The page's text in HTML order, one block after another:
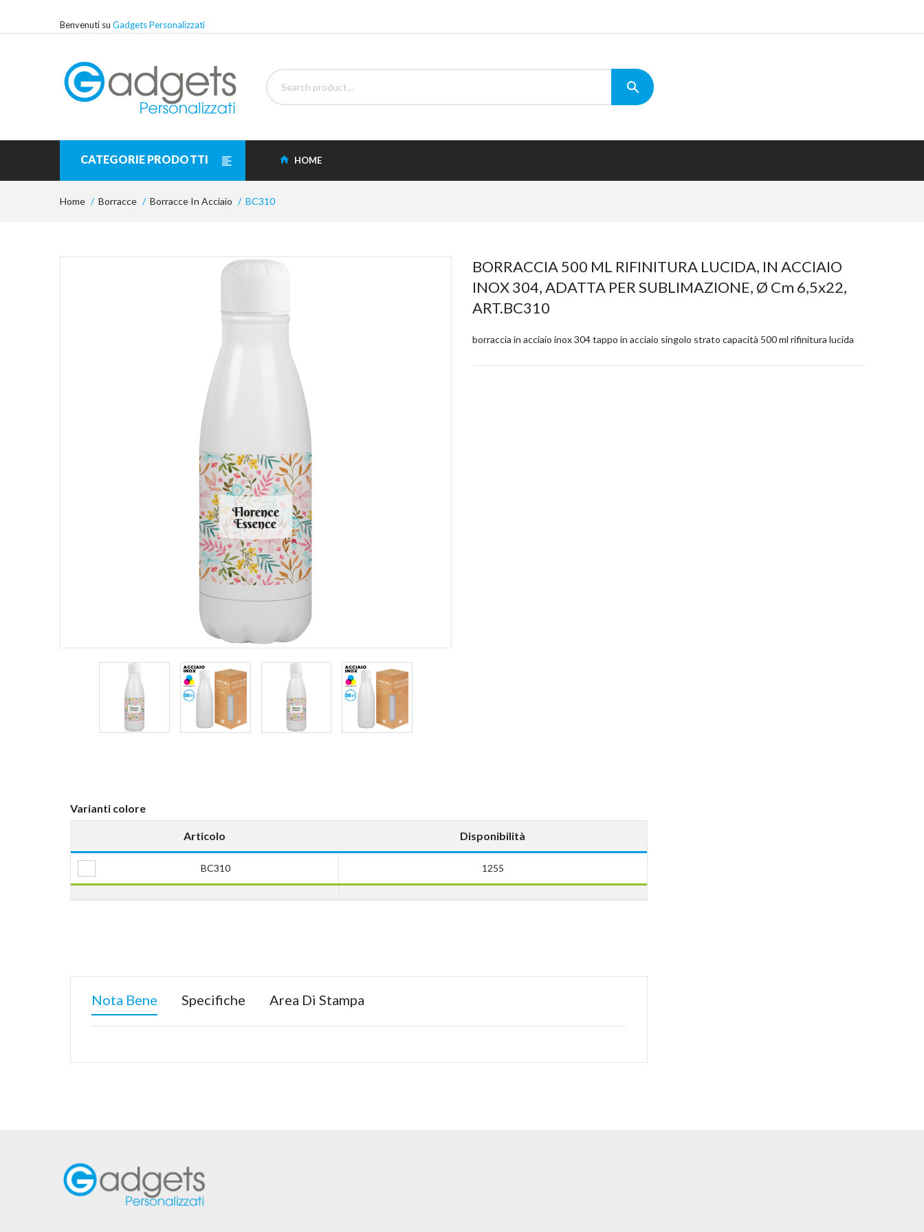
Benvenuti su Gadgets Personalizzati
CATEGORIE PRODOTTI HOME
Home Borracce Borracce In Acciaio BC310
BORRACCIA 500 ML RIFINITURA LUCIDA, IN ACCIAIO
INOX 304, ADATTA PER SUBLIMAZIONE, Ø Cm 6,5x22,
ART.BC310
borraccia in acciaio inox 304 tappo in acciaio singolo strato capacità 500 ml rifinitura lucida
Varianti colore
Articolo Disponibilità
BC310 1255
Nota Bene Specifiche Area Di Stampa